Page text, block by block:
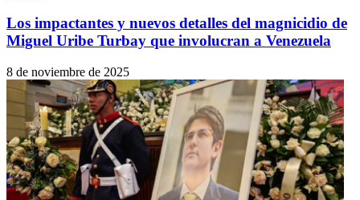
Los impactantes y nuevos detalles del magnicidio de
Miguel Uribe Turbay que involucran a Venezuela
8 de noviembre de 2025